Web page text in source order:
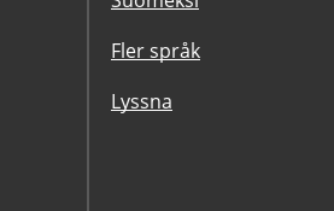
Fler språk
Lyssna